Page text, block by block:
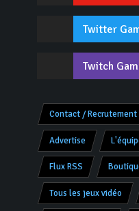
Twitter
Twitch
Contact / Recrutement
Advertise
Flux RSS
Tous les jeux vidéo